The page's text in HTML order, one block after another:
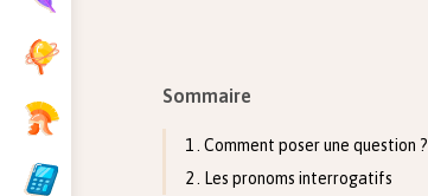
Sommaire
1 . Comment poser une question ?
2 . Les pronoms interrogatifs